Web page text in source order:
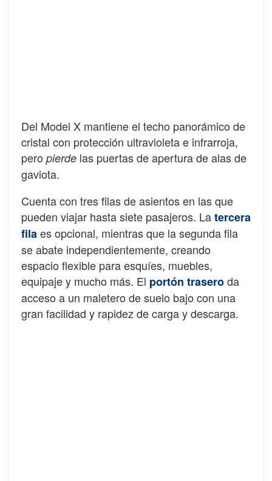
Del Model X mantiene el techo panorámico de
cristal con protección ultravioleta e infrarroja,
pero pierde las puertas de apertura de alas de
gaviota.
Cuenta con tres filas de asientos en las que
pueden viajar hasta siete pasajeros. Latercera
filaes opcional, mientras que la segunda fila
se abate independientemente, creando
espacio flexible para esquíes, muebles,
equipaje y mucho más. El portón traseroda
acceso a un maletero de suelo bajo con una
gran facilidad y rapidez de carga y descarga.